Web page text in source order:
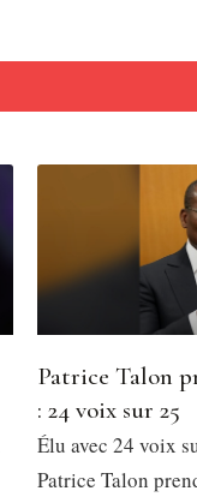
Patrice Talon
: 24 voix sur 25
Élu avec 24 voix
Patrice Talon